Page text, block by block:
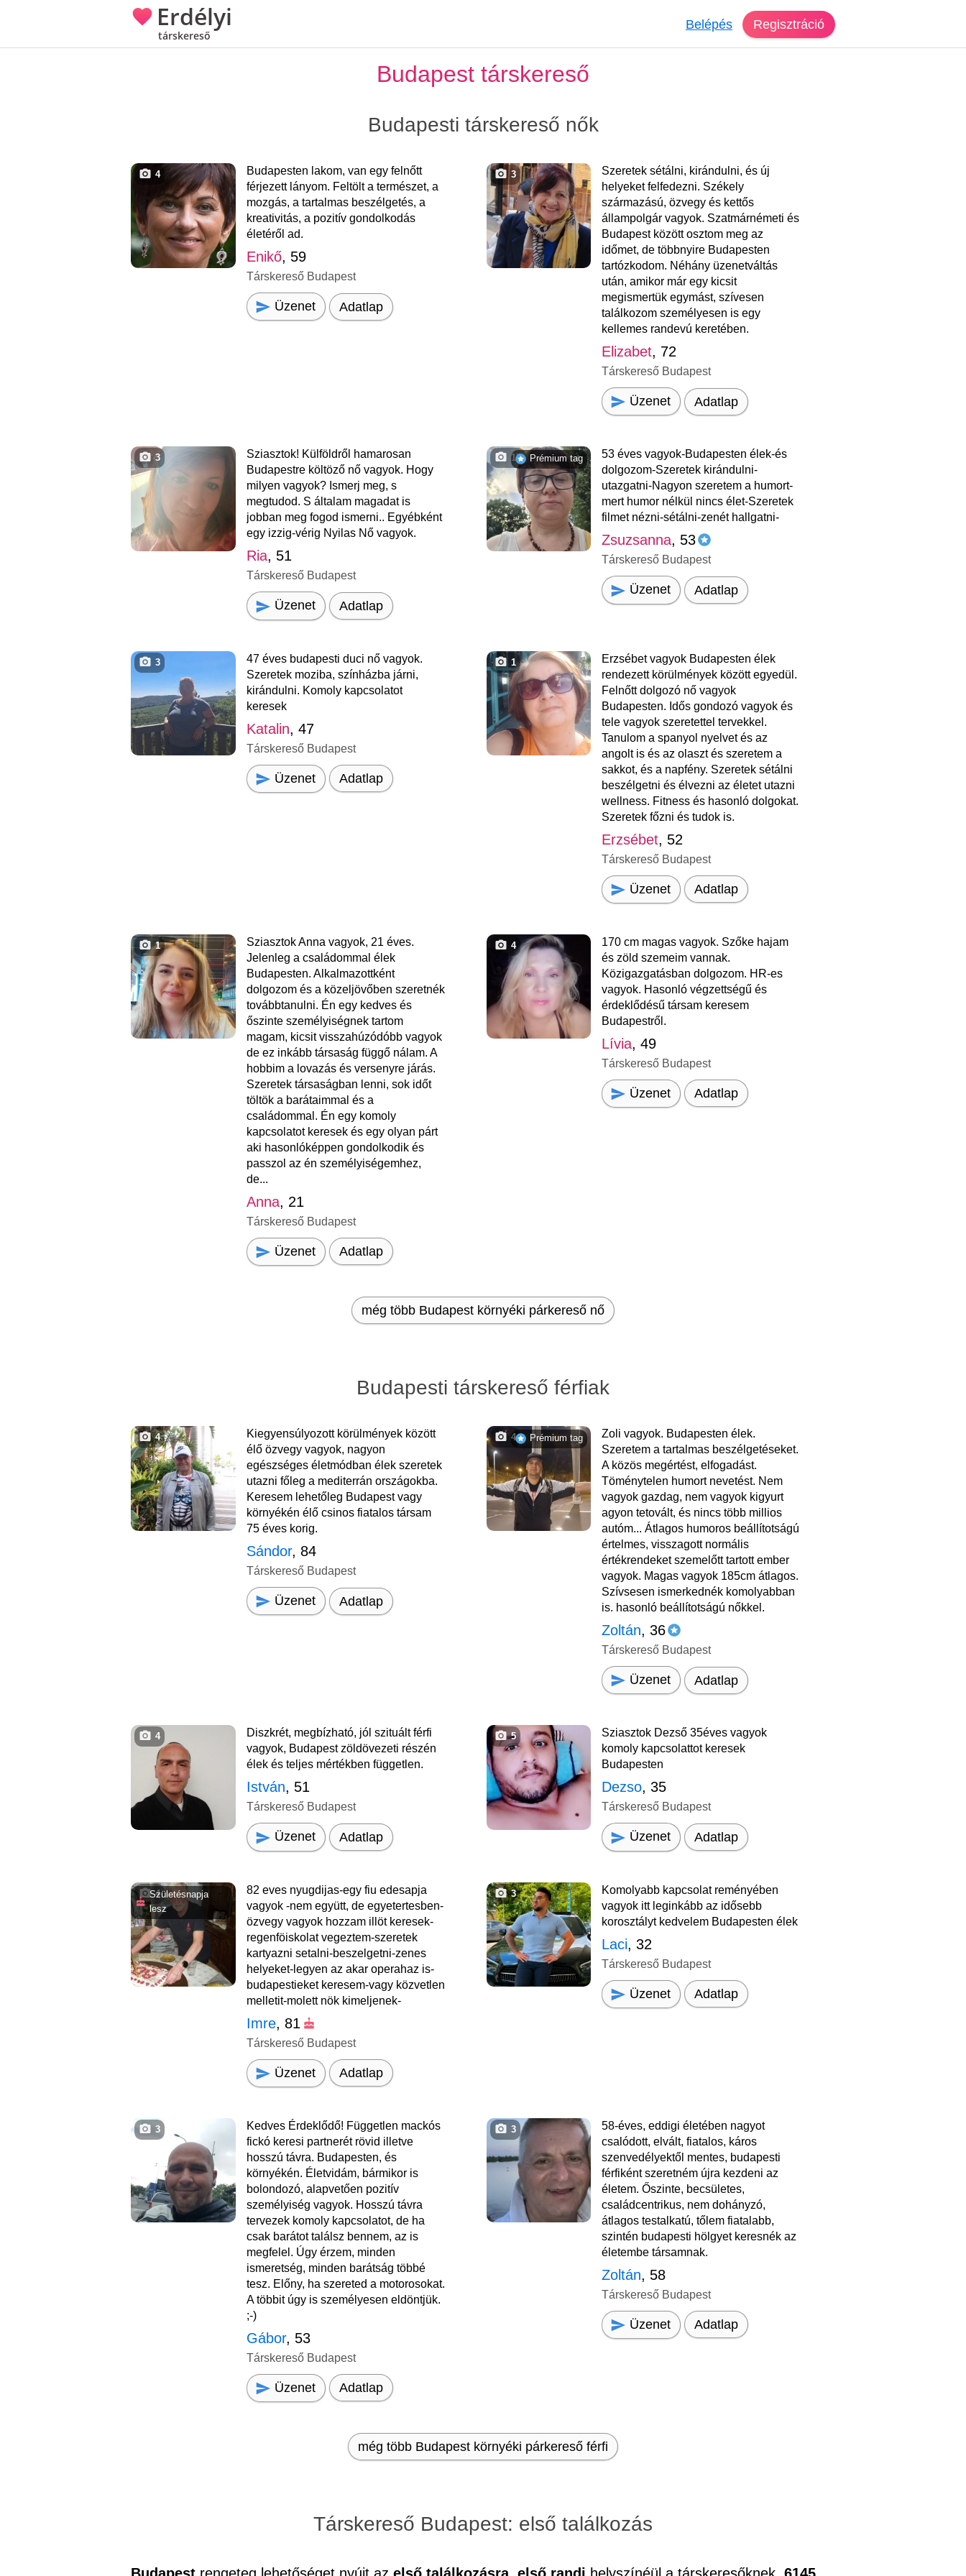
Erdélyi
társkereső
Belépés Regisztráció
Budapest társkereső
Budapesti társkereső nők
4
Budapesten lakom, van egy felnőtt
férjezett lányom. Feltölt a természet, a
mozgás, a tartalmas beszélgetés, a
kreativitás, a pozitív gondolkodás
életéről ad.
Enikő, 59
Társkereső Budapest
Üzenet Adatlap
3
Szeretek sétálni, kirándulni, és új
helyeket felfedezni. Székely
származású, özvegy és kettős
állampolgár vagyok. Szatmárnémeti és
Budapest között osztom meg az
időmet, de többnyire Budapesten
tartózkodom. Néhány üzenetváltás
után, amikor már egy kicsit
megismertük egymást, szívesen
találkozom személyesen is egy
kellemes randevú keretében.
Elizabet, 72
Társkereső Budapest
Üzenet Adatlap
3
Sziasztok! Külföldről hamarosan
Budapestre költöző nő vagyok. Hogy
milyen vagyok? Ismerj meg, s
megtudod. S általam magadat is
jobban meg fogod ismerni.. Egyébként
egy izzig-vérig Nyilas Nő vagyok.
Ria, 51
Társkereső Budapest
Üzenet Adatlap
15 Prémium tag
53 éves vagyok-Budapesten élek-és
dolgozom-Szeretek kirándulni-
utazgatni-Nagyon szeretem a humort-
mert humor nélkül nincs élet-Szeretek
filmet nézni-sétálni-zenét hallgatni-
Zsuzsanna, 53
Társkereső Budapest
Üzenet Adatlap
3
47 éves budapesti duci nő vagyok.
Szeretek moziba, színházba járni,
kirándulni. Komoly kapcsolatot
keresek
Katalin, 47
Társkereső Budapest
Üzenet Adatlap
1
Erzsébet vagyok Budapesten élek
rendezett körülmények között egyedül.
Felnőtt dolgozó nő vagyok
Budapesten. Idős gondozó vagyok és
tele vagyok szeretettel tervekkel.
Tanulom a spanyol nyelvet és az
angolt is és az olaszt és szeretem a
sakkot, és a napfény. Szeretek sétálni
beszélgetni és élvezni az életet utazni
wellness. Fitness és hasonló dolgokat.
Szeretek főzni és tudok is.
Erzsébet, 52
Társkereső Budapest
Üzenet Adatlap
1
Sziasztok Anna vagyok, 21 éves.
Jelenleg a családommal élek
Budapesten. Alkalmazottként
dolgozom és a közeljövőben szeretnék
továbbtanulni. Én egy kedves és
őszinte személyiségnek tartom
magam, kicsit visszahúzódóbb vagyok
de ez inkább társaság függő nálam. A
hobbim a lovazás és versenyre járás.
Szeretek társaságban lenni, sok időt
töltök a barátaimmal és a
családommal. Én egy komoly
kapcsolatot keresek és egy olyan párt
aki hasonlóképpen gondolkodik és
passzol az én személyiségemhez,
de...
Anna, 21
Társkereső Budapest
Üzenet Adatlap
4
170 cm magas vagyok. Szőke hajam
és zöld szemeim vannak.
Közigazgatásban dolgozom. HR-es
vagyok. Hasonló végzettségű és
érdeklődésű társam keresem
Budapestről.
Lívia, 49
Társkereső Budapest
Üzenet Adatlap
még több Budapest környéki párkereső nő
Budapesti társkereső férfiak
4
Kiegyensúlyozott körülmények között
élő özvegy vagyok, nagyon
egészséges életmódban élek szeretek
utazni főleg a mediterrán országokba.
Keresem lehetőleg Budapest vagy
környékén élő csinos fiatalos társam
75 éves korig.
Sándor, 84
Társkereső Budapest
Üzenet Adatlap
4 Prémium tag
Zoli vagyok. Budapesten élek.
Szeretem a tartalmas beszélgetéseket.
A közös megértést, elfogadást.
Töménytelen humort nevetést. Nem
vagyok gazdag, nem vagyok kigyurt
agyon tetovált, és nincs több millios
autóm... Átlagos humoros beállítotságú
értelmes, visszagott normális
értékrendeket szemelőtt tartott ember
vagyok. Magas vagyok 185cm átlagos.
Szívsesen ismerkednék komolyabban
is. hasonló beállítotságú nőkkel.
Zoltán, 36
Társkereső Budapest
Üzenet Adatlap
4
Diszkrét, megbízható, jól szituált férfi
vagyok, Budapest zöldövezeti részén
élek és teljes mértékben független.
István, 51
Társkereső Budapest
Üzenet Adatlap
5
Sziasztok Dezső 35éves vagyok
komoly kapcsolattot keresek
Budapesten
Dezso, 35
Társkereső Budapest
Üzenet Adatlap
4
Születésnapja
lesz
82 eves nyugdijas-egy fiu edesapja
vagyok -nem együtt, de egyetertesben-
özvegy vagyok hozzam illöt keresek-
regenföiskolat vegeztem-szeretek
kartyazni setalni-beszelgetni-zenes
helyeket-legyen az akar operahaz is-
budapestieket keresem-vagy közvetlen
melletit-molett nök kimeljenek-
Imre, 81
Társkereső Budapest
Üzenet Adatlap
3
Komolyabb kapcsolat reményében
vagyok itt leginkább az idősebb
korosztályt kedvelem Budapesten élek
Laci, 32
Társkereső Budapest
Üzenet Adatlap
3
Kedves Érdeklődő! Független mackós
fickó keresi partnerét rövid illetve
hosszú távra. Budapesten, és
környékén. Életvidám, bármikor is
bolondozó, alapvetően pozitív
személyiség vagyok. Hosszú távra
tervezek komoly kapcsolatot, de ha
csak barátot találsz bennem, az is
megfelel. Úgy érzem, minden
ismeretség, minden barátság többé
tesz. Előny, ha szereted a motorosokat.
A többit úgy is személyesen eldöntjük.
;-)
Gábor, 53
Társkereső Budapest
Üzenet Adatlap
3
58-éves, eddigi életében nagyot
csalódott, elvált, fiatalos, káros
szenvedélyektől mentes, budapesti
férfiként szeretném újra kezdeni az
életem. Őszinte, becsületes,
családcentrikus, nem dohányzó,
átlagos testalkatú, tőlem fiatalabb,
szintén budapesti hölgyet keresnék az
életembe társamnak.
Zoltán, 58
Társkereső Budapest
Üzenet Adatlap
még több Budapest környéki párkereső férfi
Társkereső Budapest: első találkozás